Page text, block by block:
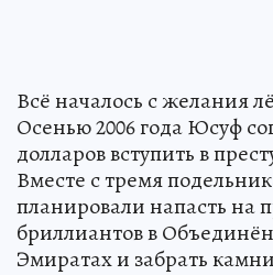
Всё началось с желания
Осенью 2006 года Юсуф
долларов вступить в
Вместе с тремя
планировали напасть на
бриллиантов в
Эмиратах и забрать